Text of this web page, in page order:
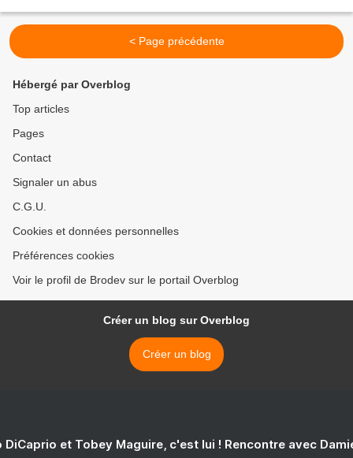
< Page précédente
Hébergé par Overblog
Top articles
Pages
Contact
Signaler un abus
C.G.U.
Cookies et données personnelles
Préférences cookies
Voir le profil de Brodev sur le portail Overblog
Créer un blog sur Overblog
Créer un blog
DiCaprio et Tobey Maguire, c'est lui ! Rencontre avec